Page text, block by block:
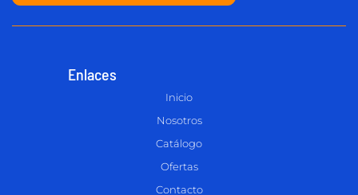
Enlaces
Inicio
Nosotros
Catálogo
Ofertas
Contacto